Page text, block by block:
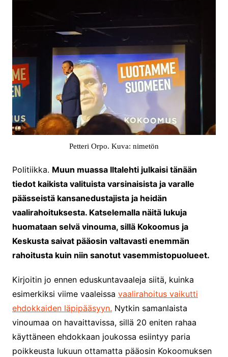
Petteri Orpo. Kuva: nimetön
Politiikka. Muun muassa Iltalehti julkaisi tänään
tiedot kaikista valituista varsinaisista ja varalle
päässeistä kansanedustajista ja heidän
vaalirahoituksesta. Katselemalla näitä lukuja
huomataan selvä vinouma, sillä Kokoomus ja
Keskusta saivat pääosin valtavasti enemmän
rahoitusta kuin niin sanotut vasemmistopuolueet.
Kirjoitin jo ennen eduskuntavaaleja siitä, kuinka
esimerkiksi viime vaaleissa vaalirahoitus vaikutti
ehdokkaiden läpipääsyyn. Nytkin samanlaista
vinoumaa on havaittavissa, sillä 20 eniten rahaa
käyttäneen ehdokkaan joukossa esiintyy paria
poikkeusta lukuun ottamatta pääosin Kokoomuksen